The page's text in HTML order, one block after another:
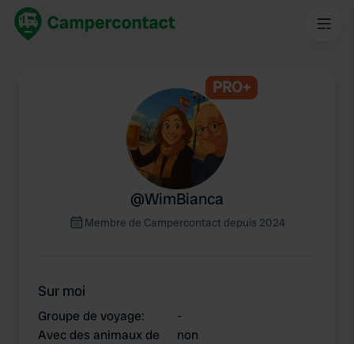
PRO+
@WimBianca
Membre de Campercontact depuis 2024
Sur moi
Groupe de voyage:
-
Avec des animaux de
non